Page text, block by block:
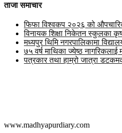
ताजा समाचार
फिफा विश्वकप २०२६ को
विनायक शिक्षा निकेतन स्कुलका
मध्यपुर थिमि नगरपालिकामा
७५ वर्ष माथिका ज्येष्ठ नागरिकलाई
पत्रकार तथा हाम्रो जात्रा
www.madhyapurdiary.com